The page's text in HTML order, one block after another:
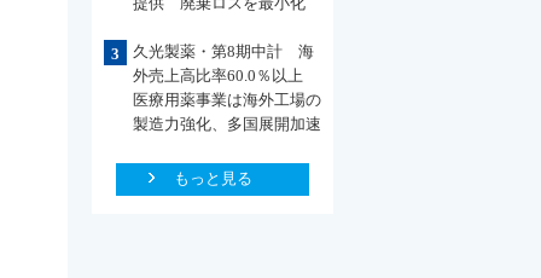
3
久光製薬・第8期中計 海
外売上高比率60.0％以上
医療用薬事業は海外工場の
製造力強化、多国展開加速
もっと見る